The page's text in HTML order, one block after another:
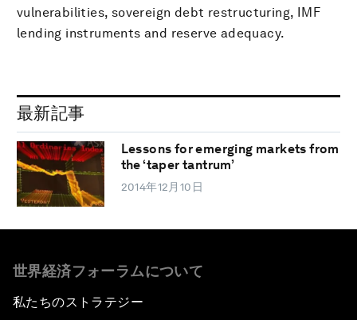
vulnerabilities, sovereign debt restructuring, IMF
lending instruments and reserve adequacy.
最新記事
Lessons for emerging markets from
the ‘taper tantrum’
2014年12月10日
世界経済フォーラムについて
私たちのストラテジー